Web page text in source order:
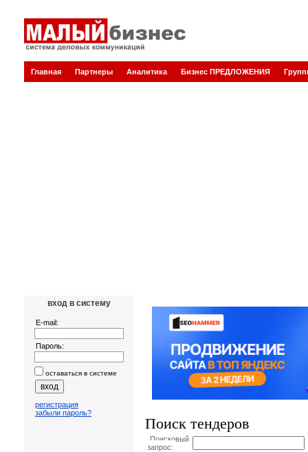
Главная Партнеры Аналитика Бизнес ПРЕДЛОЖЕНИЯ
вход в систему
E-mail:
Пароль:
оставаться в системе
регистрация
забыли пароль?
Поиск тендеров
Поисковый
запрос: